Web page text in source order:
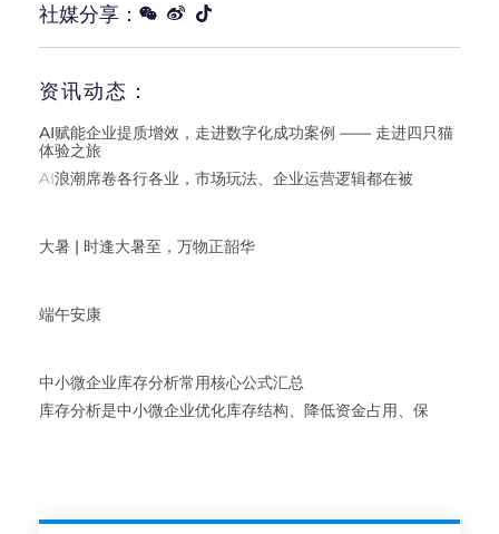
社媒分享：
资讯动态：
AI赋能企业提质增效，走进数字化成功案例 —— 走进四只猫
体验之旅
AI浪潮席卷各行各业，市场玩法、企业运营逻辑都在被
大暑 | 时逢大暑至，万物正韶华
端午安康
中小微企业库存分析常用核心公式汇总
库存分析是中小微企业优化库存结构、降低资金占用、保